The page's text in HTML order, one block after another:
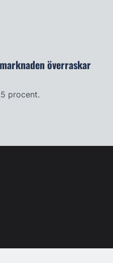
överraskar
procent.